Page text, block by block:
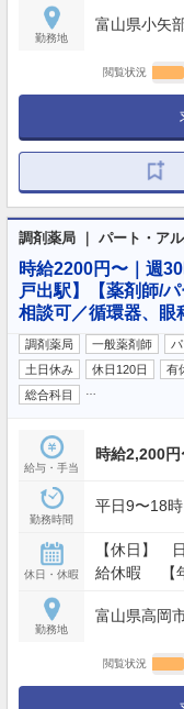
勤務地
富山県小矢
閲覧状況
調剤薬局 ｜ パート・ア
時給2200円〜｜週
戸出駅】【薬剤師/
相談可／循環器、眼
調剤薬局 一般薬剤師
土日休み
休日120日 有
総合科目
給与・手当
時給2,200円
勤務時間
平日9〜18
休日・休暇
【休日】
給休暇 【
勤務地
富山県高岡
閲覧状況